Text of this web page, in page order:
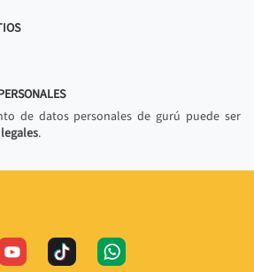
de datos personales de gurú puede ser
.